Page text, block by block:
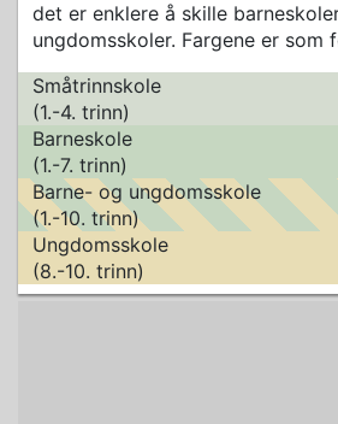
det er enklere å skille
ungdomsskoler. Fargene er som
Småtrinnskole
(1.-4. trinn)
Barneskole
(1.-7. trinn)
Barne- og ungdomsskole
(1.-10. trinn)
Ungdomsskole
(8.-10. trinn)